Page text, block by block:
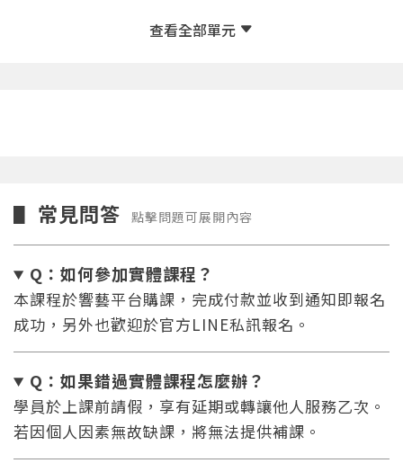
▋ 常見問答 點擊問題可展開內容
Q：如何參加實體課程？
本課程於響藝平台購課，完成付款並收到通知即報名
成功，另外也歡迎於官方LINE私訊報名。
Q：如果錯過實體課程怎麼辦？
學員於上課前請假，享有延期或轉讓他人服務乙次。
若因個人因素無故缺課，將無法提供補課。